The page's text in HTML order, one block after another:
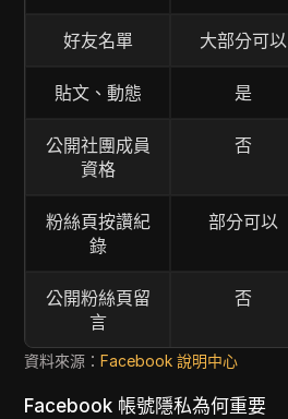
好友名單 大部分可以
貼文、動態 是
公開社團成員
資格
否
粉絲頁按讚紀
錄
部分可以
公開粉絲頁留
言
否
資料來源：Facebook 說明中心
Facebook 帳號隱私為何重要